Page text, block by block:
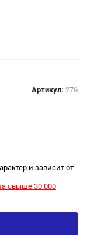
Артикул: 276
и зависит от
свыше 30 000